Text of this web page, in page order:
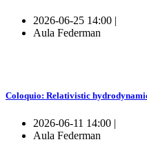
2026-06-25 14:00 |
Aula Federman
Coloquio: Relativistic
2026-06-11 14:00 |
Aula Federman